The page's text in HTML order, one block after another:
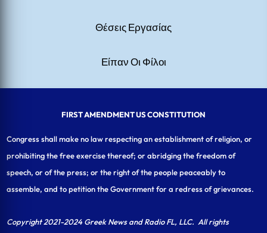
Θέσεις Εργασίας
Είπαν Οι Φίλοι
FIRST AMENDMENT US CONSTITUTION
Congress shall make no law respecting an establishment of religion, or
prohibiting the free exercise thereof; or abridging the freedom of
speech, or of the press; or the right of the people peaceably to
assemble, and to petition the Government for a redress of grievances.
Copyright 2021-2024 Greek News and Radio FL, LLC. All rights